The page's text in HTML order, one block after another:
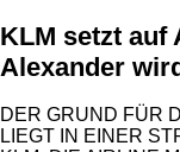
KLM setzt auf
Alexander
DER GRUND FÜR
LIEGT IN EINER